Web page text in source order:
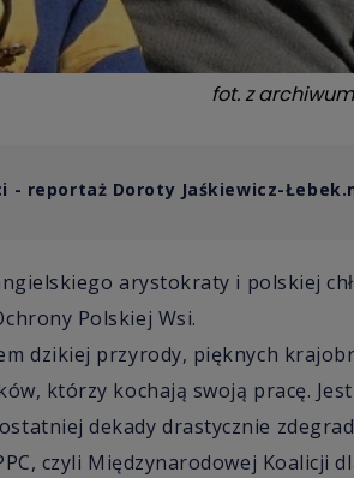
fot.z
- reportaż Doroty Jaśkiewicz-
arystokraty i polskiej
Polskiej Wsi.
dzikiej przyrody, pięknych
którzy kochają swoją pracę.
dekady drastycznie
czyli Międzynarodowej Koalicji